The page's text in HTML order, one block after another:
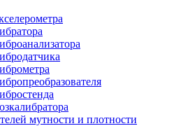
мутности и плотности